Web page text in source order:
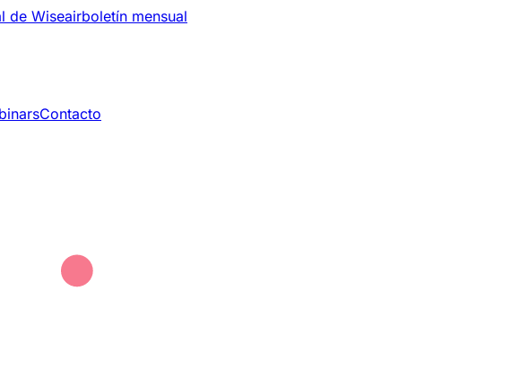
de Wiseairboletín mensual
Contacto